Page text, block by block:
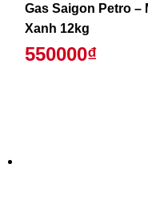
Gas Saigon Petro – Màu
Xanh 12kg
550000₫